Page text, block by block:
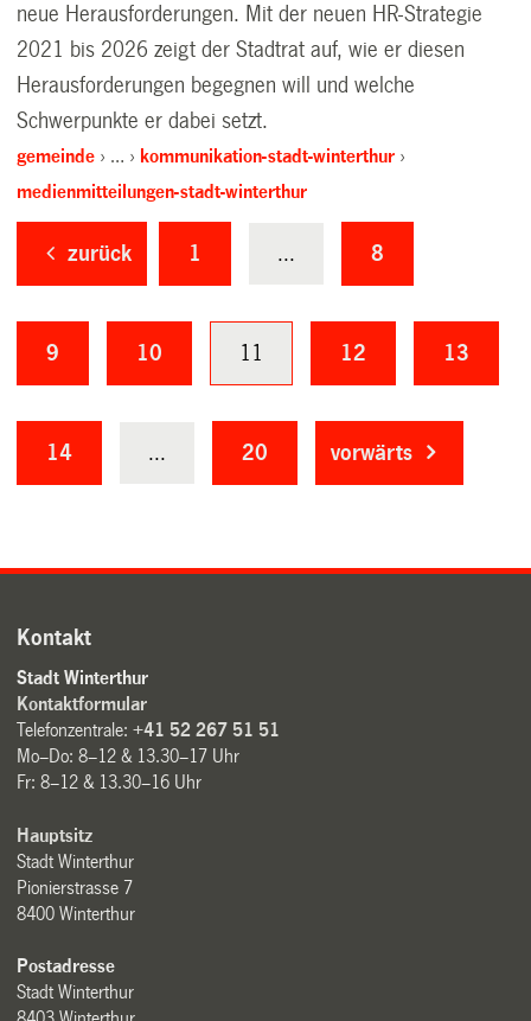
neue Herausforderungen. Mit der neuen HR-Strategie
2021 bis 2026 zeigt der Stadtrat auf, wie er diesen
Herausforderungen begegnen will und welche
Schwerpunkte er dabei setzt.
gemeinde …
kommunikation-stadt-winterthur
medienmitteilungen-stadt-winterthur
zurück 1 ... 8
9 10 11 12 13
14 ... 20 vorwärts
Kontakt
Stadt Winterthur
Kontaktformular
Telefonzentrale:+41 52 267 51 51
Mo–Do: 8–12 & 13.30–17 Uhr
Fr: 8–12 & 13.30–16 Uhr
Hauptsitz
Stadt Winterthur
Pionierstrasse 7
8400 Winterthur
Postadresse
Stadt Winterthur